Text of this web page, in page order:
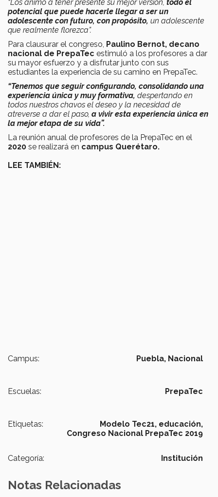
“Los animo a tener presente su mejor versión, todo el
potencial que puede hacerle llegar a ser un
adolescente con futuro, con propósito, un adolescente
que realmente florezca”.
Para clausurar el congreso, Paulino Bernot, decano
nacional de PrepaTec estimuló a los profesores a dar
su mayor esfuerzo y a disfrutar junto con sus
estudiantes la experiencia de su camino en PrepaTec.
“Tenemos que seguir configurando, consolidando una
experiencia única y muy formativa, despertando en
todos nuestros chavos el deseo y la necesidad de
atreverse a dar el paso, a vivir esta experiencia única en
la mejor etapa de su vida”.
La reunión anual de profesores de la PrepaTec en el
2020 se realizará en campus Querétaro.
LEE TAMBIÉN:
Campus: Puebla, Nacional
Escuelas: PrepaTec
Etiquetas: Modelo Tec21, educación,
Congreso Nacional PrepaTec 2019
Categoría: Institución
Notas Relacionadas